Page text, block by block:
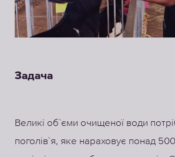
Задача
Великі об`єми очищеної води
поголів`я, яке нараховує понад